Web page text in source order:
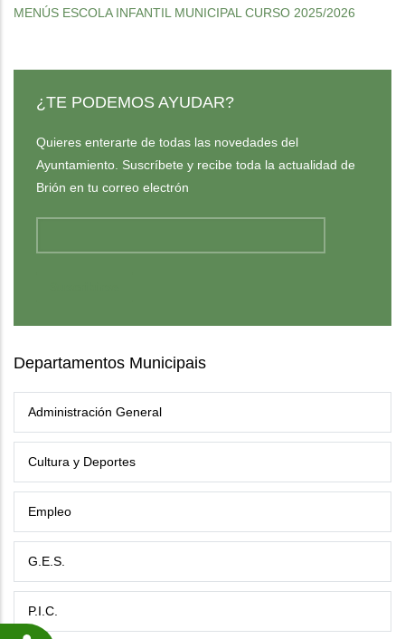
MENÚS ESCOLA INFANTIL MUNICIPAL CURSO 2025/2026
¿TE PODEMOS AYUDAR?
Quieres enterarte de todas las novedades del
Ayuntamiento. Suscríbete y recibe toda la actualidad de
Brión en tu correo electrón
Departamentos Municipais
Administración General
Cultura y Deportes
Empleo
G.E.S.
P.I.C.